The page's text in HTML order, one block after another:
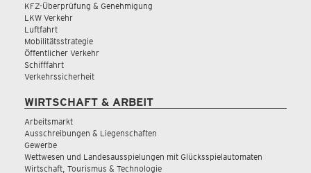
KFZ-Überprüfung & Genehmigung
LKW Verkehr
Luftfahrt
Mobilitätsstrategie
Öffentlicher Verkehr
Schifffahrt
Verkehrssicherheit
WIRTSCHAFT & ARBEIT
Arbeitsmarkt
Ausschreibungen & Liegenschaften
Gewerbe
Wettwesen und Landesausspielungen mit Glücksspielautomaten
Wirtschaft, Tourismus & Technologie